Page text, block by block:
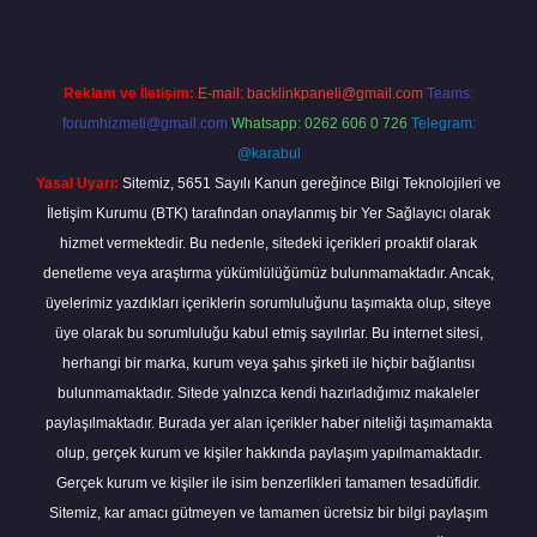
Reklam ve İletişim: E-mail: backlinkpaneli@gmail.com Teams:
forumhizmeti@gmail.com Whatsapp: 0262 606 0 726 Telegram:
@karabul
Yasal Uyarı: Sitemiz, 5651 Sayılı Kanun gereğince Bilgi Teknolojileri ve
İletişim Kurumu (BTK) tarafından onaylanmış bir Yer Sağlayıcı olarak
hizmet vermektedir. Bu nedenle, sitedeki içerikleri proaktif olarak
denetleme veya araştırma yükümlülüğümüz bulunmamaktadır. Ancak,
üyelerimiz yazdıkları içeriklerin sorumluluğunu taşımakta olup, siteye
üye olarak bu sorumluluğu kabul etmiş sayılırlar. Bu internet sitesi,
herhangi bir marka, kurum veya şahıs şirketi ile hiçbir bağlantısı
bulunmamaktadır. Sitede yalnızca kendi hazırladığımız makaleler
paylaşılmaktadır. Burada yer alan içerikler haber niteliği taşımamakta
olup, gerçek kurum ve kişiler hakkında paylaşım yapılmamaktadır.
Gerçek kurum ve kişiler ile isim benzerlikleri tamamen tesadüfidir.
Sitemiz, kar amacı gütmeyen ve tamamen ücretsiz bir bilgi paylaşım